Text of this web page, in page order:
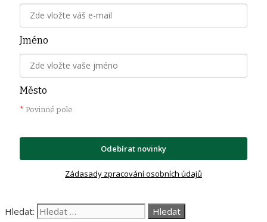
Jméno
Město
* Povinné pole
Odebírat novinky
Zádasady zpracování osobních údajů
Hledat: